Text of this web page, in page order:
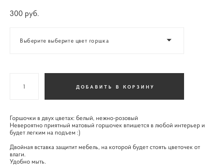
300 pуб.
Выберите выберите цвет горшка
ДОБАВИТЬ В КОРЗИНУ
Горшочки в двух цветах: белый, нежно-розовый
Невероятно приятный матовый горшочек впишется в любой интерьер и
будет легким на подъем :)
Двойная вставка защитит мебель, на которой будет стоять цветочек от
влаги.
Удобно мыть.